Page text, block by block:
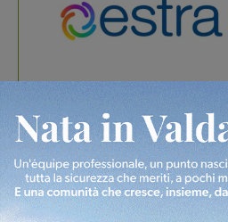
In vetrina
Estra Notizie agosto:
studenti coinvolti, torna il
debutta il podcast Estrair